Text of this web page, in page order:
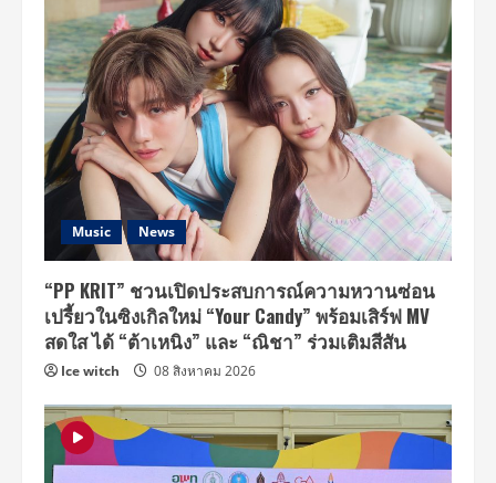
Music News
“PP KRIT” ชวนเปิดประสบการณ์ความหวานซ่อน
เปรี้ยวในซิงเกิลใหม่ “Your Candy” พร้อมเสิร์ฟ MV
สดใส ได้ “ต้าเหนิง” และ “ณิชา” ร่วมเติมสีสัน
Ice witch 08 สิงหาคม 2026